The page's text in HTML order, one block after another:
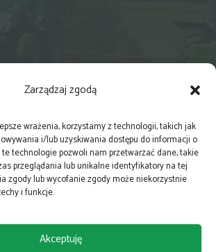
Zarządzaj zgodą
wrażenia, korzystamy z technologii, takich jak
i/lub uzyskiwania dostępu do informacji o
technologie pozwoli nam przetwarzać dane, takie
przeglądania lub unikalne identyfikatory na tej
zgody lub wycofanie zgody może niekorzystnie
i funkcje.
Akceptuję